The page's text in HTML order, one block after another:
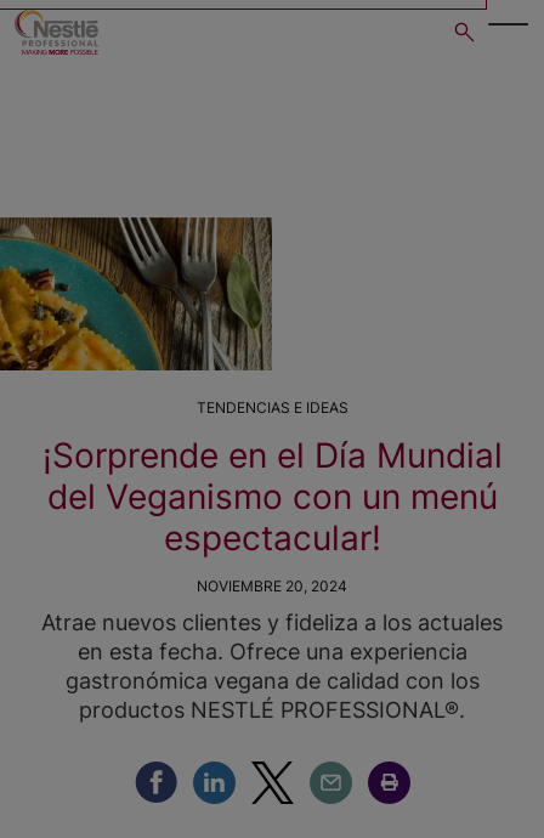
Skip
TENDENCIAS E IDEAS
¡Sorprende en el Día Mundial
del Veganismo con un menú
espectacular!
NOVIEMBRE 20, 2024
Atrae nuevos clientes y fideliza a los actuales
en esta fecha. Ofrece una experiencia
gastronómica vegana de calidad con los
productos NESTLÉ PROFESSIONAL®.
Compartir Facebook
Compartir Linkedin
Compartir Twitter
Compartir Email
Compartir Imprimir